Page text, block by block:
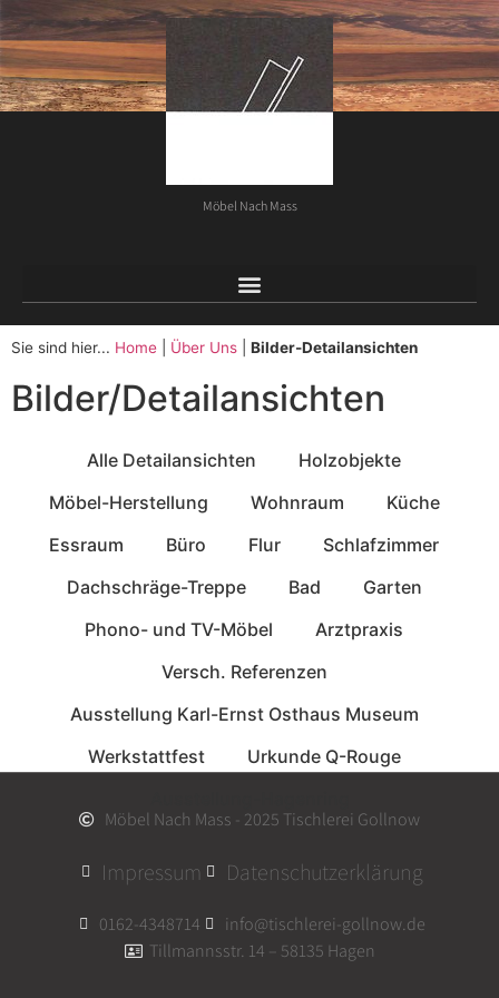
Möbel Nach Mass
Sie sind hier... Home Über Uns Bilder-Detailansichten
Bilder/Detailansichten
Alle Detailansichten
Holzobjekte
Möbel-Herstellung
Wohnraum
Küche
Essraum
Büro Flur
Schlafzimmer
Dachschräge-Treppe
Bad
Garten
Phono- und TV-Möbel
Arztpraxis
Versch. Referenzen
Ausstellung Karl-Ernst Osthaus Museum
Werkstattfest
Urkunde Q-Rouge
Möbel Nach Mass - 2025 Tischlerei Gollnow
Impressum Datenschutzerklärung
0162-4348714
info@tischlerei-gollnow.de
Tillmannsstr. 14 – 58135 Hagen